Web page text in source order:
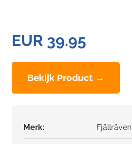
EUR 39.95
Bekijk Product →
Merk: Fjällräven